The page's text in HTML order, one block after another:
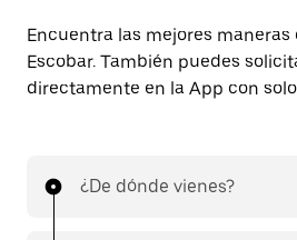
Encuentra las mejores maneras
Escobar. También puedes
directamente en la App con
¿De dónde vienes?